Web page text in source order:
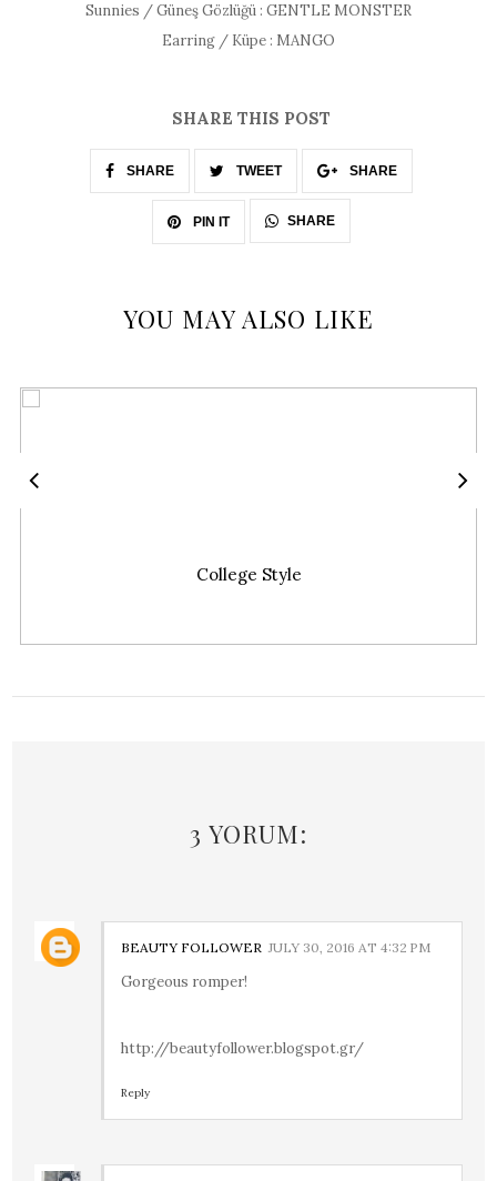
Sunnies / Güneş Gözlüğü : GENTLE MONSTER
Earring / Küpe : MANGO
SHARE THIS POST
SHARE TWEET SHARE
PIN IT SHARE
YOU MAY ALSO LIKE
College Style
3 YORUM:
BEAUTY FOLLOWER JULY 30, 2016 AT 4:32 PM
Gorgeous romper!
http://beautyfollower.blogspot.gr/
Reply